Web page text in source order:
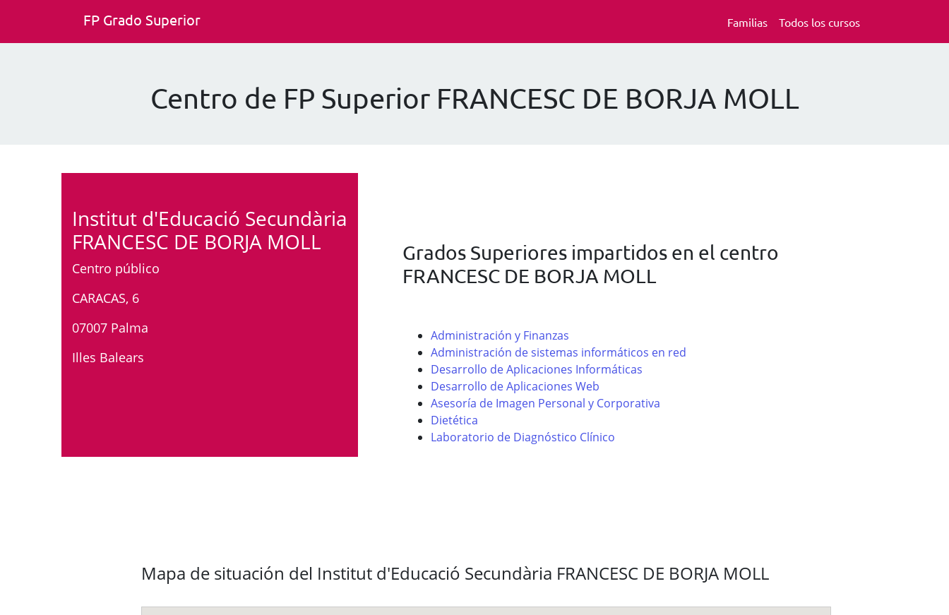
FP Grado Superior Familias Todos los cursos
Centro de FP Superior FRANCESC DE BORJA MOLL
Institut d'Educació Secundària
FRANCESC DE BORJA MOLL
Centro público
CARACAS, 6
07007 Palma
Illes Balears
Grados Superiores impartidos en el centro
FRANCESC DE BORJA MOLL
Administración y Finanzas
Administración de sistemas informáticos en red
Desarrollo de Aplicaciones Informáticas
Desarrollo de Aplicaciones Web
Asesoría de Imagen Personal y Corporativa
Dietética
Laboratorio de Diagnóstico Clínico
Mapa de situación del Institut d'Educació Secundària FRANCESC DE BORJA MOLL